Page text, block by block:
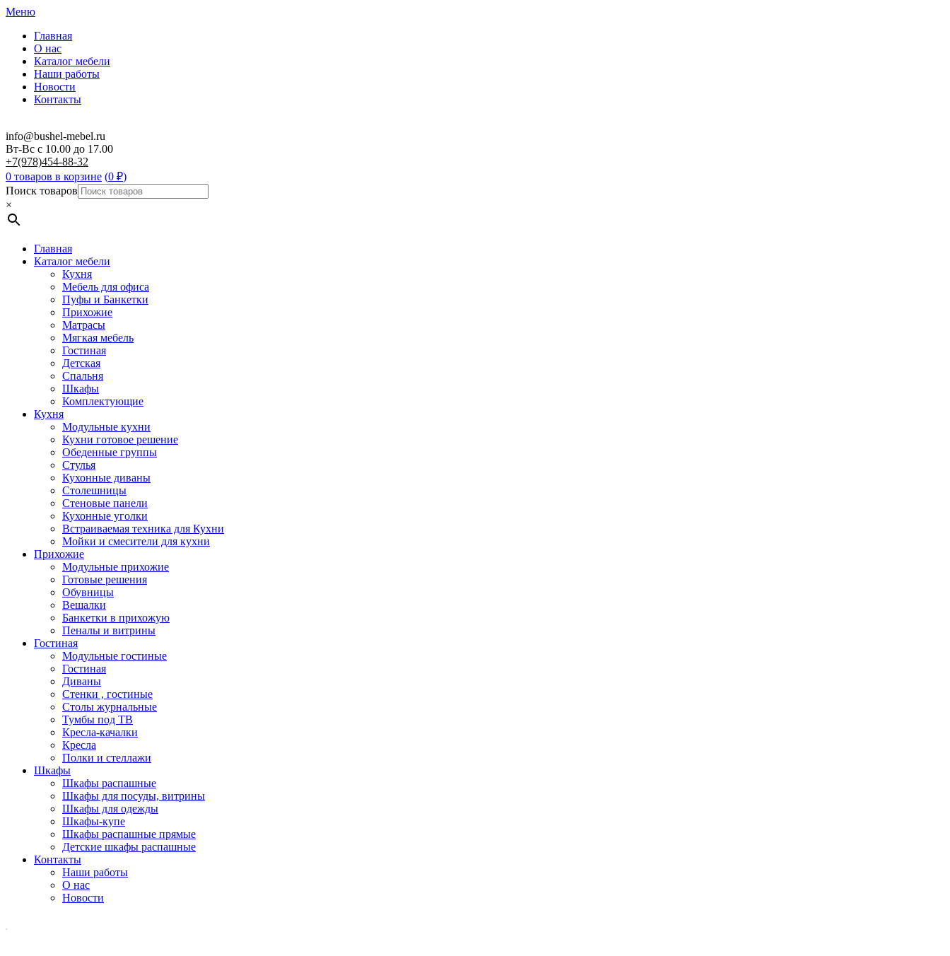
Меню
Главная
О нас
Каталог мебели
Наши работы
Новости
Контакты
info@bushel-mebel.ru
Вт-Вс c 10.00 до 17.00
+7(978)454-88-32
0 товаров в корзине (0 ₽)
Поиск товаров
×
Главная
Каталог мебели
Кухня
Мебель для офиса
Пуфы и Банкетки
Прихожие
Матрасы
Мягкая мебель
Гостиная
Детская
Спальня
Шкафы
Комплектующие
Кухня
Модульные кухни
Кухни готовое решение
Обеденные группы
Стулья
Кухонные диваны
Столешницы
Стеновые панели
Кухонные уголки
Встраиваемая техника для Кухни
Мойки и смесители для кухни
Прихожие
Модульные прихожие
Готовые решения
Обувницы
Вешалки
Банкетки в прихожую
Пеналы и витрины
Гостиная
Модульные гостиные
Гостиная
Диваны
Стенки , гостиные
Столы журнальные
Тумбы под ТВ
Кресла-качалки
Кресла
Полки и стеллажи
Шкафы
Шкафы распашные
Шкафы для посуды, витрины
Шкафы для одежды
Шкафы-купе
Шкафы распашные прямые
Детские шкафы распашные
Контакты
Наши работы
О нас
Новости